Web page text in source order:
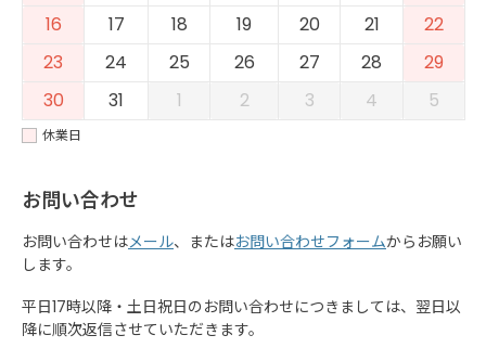
16
17 18 19 20 21
22
23
24 25 26 27 28
29
30
31 1 2 3 4 5
休業日
お問い合わせ
お問い合わせはメール、またはお問い合わせフォームからお願い
します。
平日17時以降・土日祝日のお問い合わせにつきましては、翌日以
降に順次返信させていただきます。